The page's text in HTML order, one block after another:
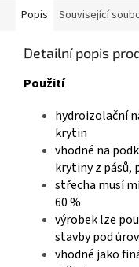
Popis Související
Detailní popis
Použití
hydroizolační
krytin
vhodné na
krytiny z pásů,
střecha musí
60 %
výrobek lze
stavby pod
vhodné jako